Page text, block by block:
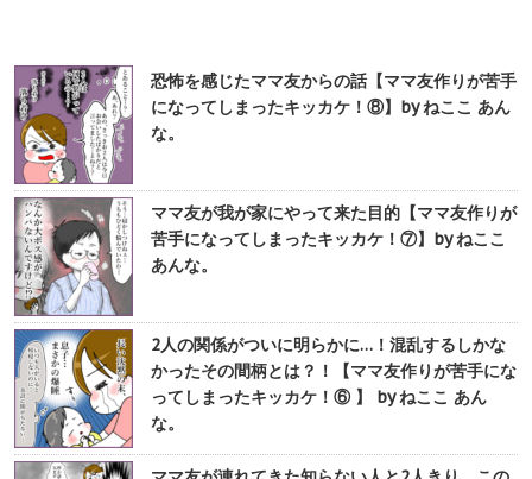
恐怖を感じたママ友からの話【ママ友作りが苦手
になってしまったキッカケ！⑧】by ねここ あん
な。
ママ友が我が家にやって来た目的【ママ友作りが
苦手になってしまったキッカケ！⑦】by ねここ
あんな。
2人の関係がついに明らかに…！混乱するしかな
かったその間柄とは？！【ママ友作りが苦手にな
ってしまったキッカケ！⑥ 】 by ねここ あん
な。